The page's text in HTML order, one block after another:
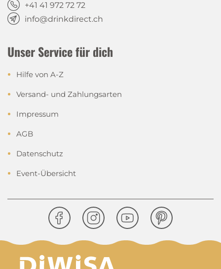
+41 41 972 72 72
info@drinkdirect.ch
Unser Service für dich
Hilfe von A-Z
Versand- und Zahlungsarten
Impressum
AGB
Datenschutz
Event-Übersicht